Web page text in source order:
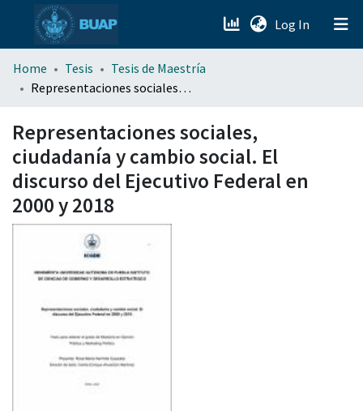
Log In (current)
menu.section.about_menu
Home Tesis
Tesis de Maestría
Representaciones sociales, ciudadanía y cambio social. El discurso del Ejecutivo Federal en 2000 y 2018
Representaciones sociales,
ciudadanía y cambio social. El
discurso del Ejecutivo Federal en
2000 y 2018